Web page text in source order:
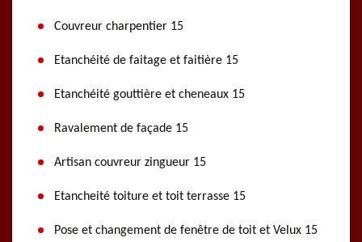
Couvreur charpentier 15
Etanchéité de faitage et faitière 15
Etanchéité gouttière et cheneaux 15
Ravalement de façade 15
Artisan couvreur zingueur 15
Etancheité toiture et toit terrasse 15
Pose et changement de fenêtre de toit et Velux 15